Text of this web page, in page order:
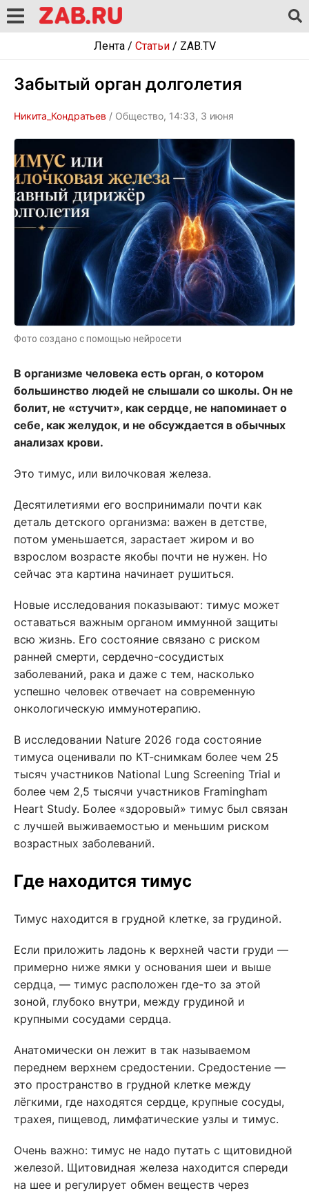
Лента/ Статьи/ ZAB.TV
Забытый орган долголетия
Никита_Кондратьев / Общество, 14:33, 3 июня
Фото создано с помощью нейросети
В организме человека есть орган, о котором
большинство людей не слышали со школы. Он не
болит, не «стучит», как сердце, не напоминает о
себе, как желудок, и не обсуждается в обычных
анализах крови.
Это тимус, или вилочковая железа.
Десятилетиями его воспринимали почти как
деталь детского организма: важен в детстве,
потом уменьшается, зарастает жиром и во
взрослом возрасте якобы почти не нужен. Но
сейчас эта картина начинает рушиться.
Новые исследования показывают: тимус может
оставаться важным органом иммунной защиты
всю жизнь. Его состояние связано с риском
ранней смерти, сердечно-сосудистых
заболеваний, рака и даже с тем, насколько
успешно человек отвечает на современную
онкологическую иммунотерапию.
В исследовании Nature 2026 года состояние
тимуса оценивали по КТ-снимкам более чем 25
тысяч участников National Lung Screening Trial и
более чем 2,5 тысячи участников Framingham
Heart Study. Более «здоровый» тимус был связан
с лучшей выживаемостью и меньшим риском
возрастных заболеваний.
Где находится тимус
Тимус находится в грудной клетке, за грудиной.
Если приложить ладонь к верхней части груди —
примерно ниже ямки у основания шеи и выше
сердца, — тимус расположен где-то за этой
зоной, глубоко внутри, между грудиной и
крупными сосудами сердца.
Анатомически он лежит в так называемом
переднем верхнем средостении. Средостение —
это пространство в грудной клетке между
лёгкими, где находятся сердце, крупные сосуды,
трахея, пищевод, лимфатические узлы и тимус.
Очень важно: тимус не надо путать с щитовидной
железой. Щитовидная железа находится спереди
на шее и регулирует обмен веществ через